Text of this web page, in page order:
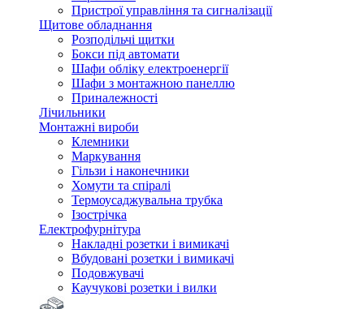
Пристрої управління та сигналізації
Щитове обладнання
Розподільчі щитки
Бокси під автомати
Шафи обліку електроенергії
Шафи з монтажною панеллю
Приналежності
Лічильники
Монтажні вироби
Клемники
Маркування
Гільзи і наконечники
Хомути та спіралі
Термоусаджувальна трубка
Ізострічка
Електрофурнітура
Накладні розетки і вимикачі
Вбудовані розетки і вимикачі
Подовжувачі
Каучукові розетки і вилки